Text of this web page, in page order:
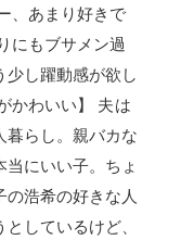
、あまり好きで
にもブサメン過
し躍動感が欲し
かわいい】 夫は
らし。親バカな
にいい子。ちょ
浩希の好きな人
しているけど、